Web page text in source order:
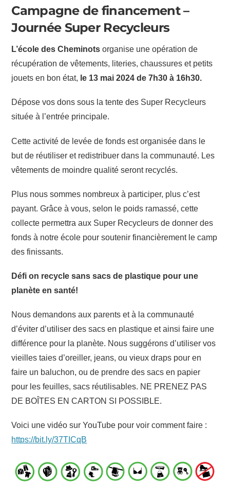
Campagne de financement –
Journée Super Recycleurs
L’école des Cheminots organise une opération de
récupération de vêtements, literies, chaussures et petits
jouets en bon état, le 13 mai 2024 de 7h30 à 16h30.
Dépose vos dons sous la tente des Super Recycleurs
située à l’entrée principale.
Cette activité de levée de fonds est organisée dans le
but de réutiliser et redistribuer dans la communauté. Les
vêtements de moindre qualité seront recyclés.
Plus nous sommes nombreux à participer, plus c’est
payant. Grâce à vous, selon le poids ramassé, cette
collecte permettra aux Super Recycleurs de donner des
fonds à notre école pour soutenir financièrement le camp
des finissants.
Défi on recycle sans sacs de plastique pour une
planète en santé!
Nous demandons aux parents et à la communauté
d’éviter d’utiliser des sacs en plastique et ainsi faire une
différence pour la planète. Nous suggérons d’utiliser vos
vieilles taies d’oreiller, jeans, ou vieux draps pour en
faire un baluchon, ou de prendre des sacs en papier
pour les feuilles, sacs réutilisables. NE PRENEZ PAS
DE BOÎTES EN CARTON SI POSSIBLE.
Voici une vidéo sur YouTube pour voir comment faire :
https://bit.ly/37TICqB